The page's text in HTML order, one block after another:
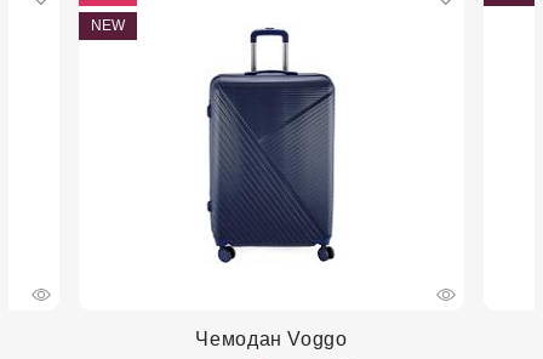
NEW
Чемодан Voggo